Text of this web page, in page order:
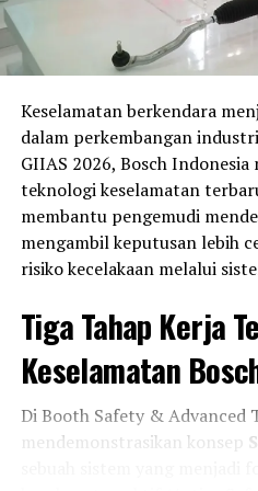
Keselamatan berkendara
dalam perkembangan
GIIAS 2026, Bosch
teknologi keselamatan
membantu pengemudi
mengambil keputusan lebih
risiko kecelakaan melalui
Tiga Tahap Kerja
Keselamatan
Di Booth Safety & Advanced
mendemonstrasikan konsep